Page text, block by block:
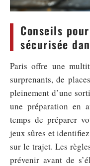
Conseils
sécurisée
Paris offre une
surprenants, de
pleinement d’une
une préparation en
temps de préparer
jeux sûres et
sur le trajet. Les
prévenir avant de